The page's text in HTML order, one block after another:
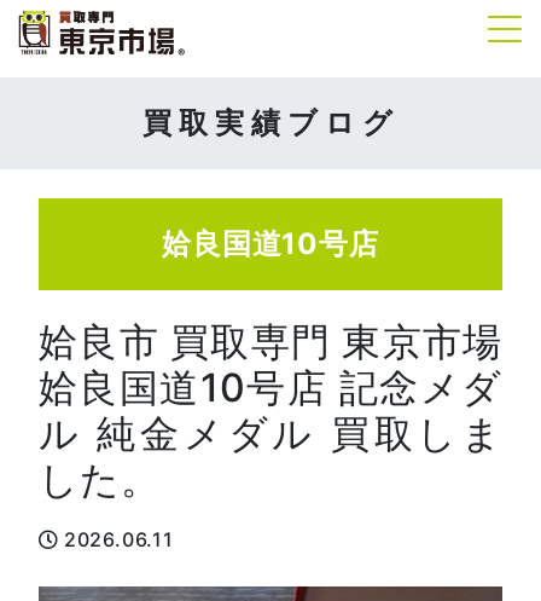
買取実績ブログ
姶良国道10号店
姶良市 買取専門 東京市場
姶良国道10号店 記念メダ
ル 純金メダル 買取しま
した。
2026.06.11